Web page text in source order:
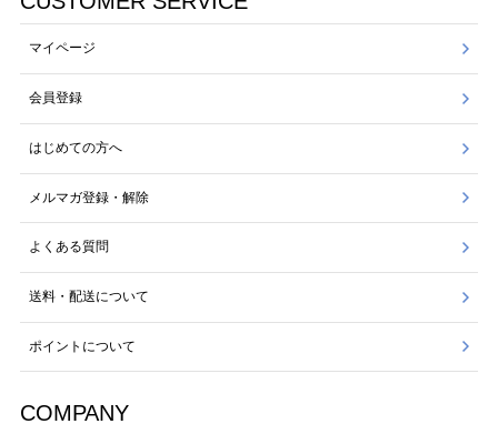
マイページ
会員登録
はじめての方へ
メルマガ登録・解除
よくある質問
送料・配送について
ポイントについて
COMPANY